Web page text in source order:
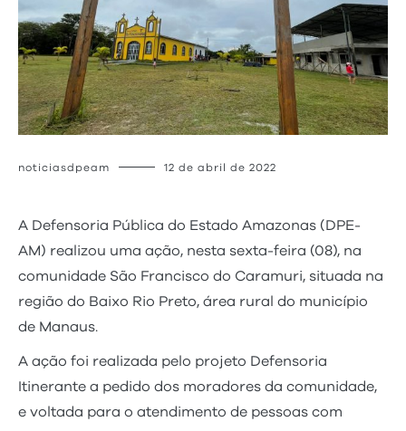
noticiasdpeam 12 de abril de 2022
A Defensoria Pública do Estado Amazonas (DPE-
AM) realizou uma ação, nesta sexta-feira (08), na
comunidade São Francisco do Caramuri, situada na
região do Baixo Rio Preto, área rural do município
de Manaus.
A ação foi realizada pelo projeto Defensoria
Itinerante a pedido dos moradores da comunidade,
e voltada para o atendimento de pessoas com